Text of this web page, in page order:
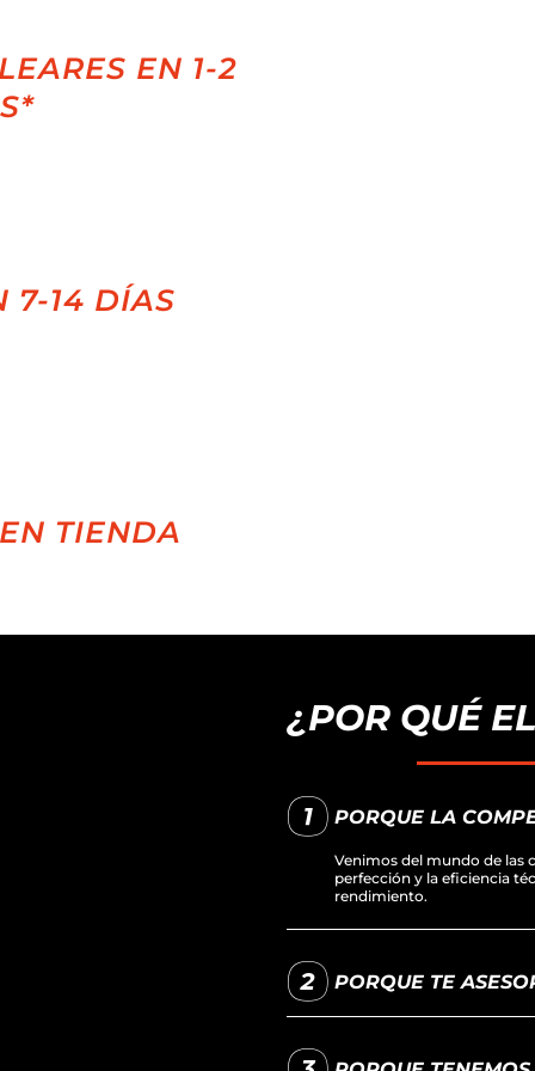
EN 1-2
7-14 DÍAS
TIENDA
¿POR QUÉ
PORQUE LA
Venimos del mundo de las
perfección y la eficiencia
rendimiento.
PORQUE TE